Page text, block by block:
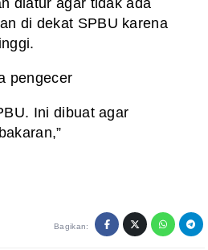
di dekat SPBU karena
pengecer
Ini dibuat agar
Bagikan: